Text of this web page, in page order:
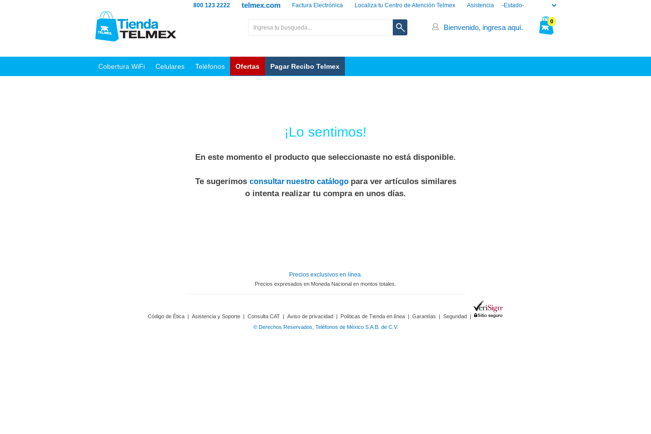
Asistencia
Localiza tu Centro de Atención Telmex
Factura Electrónica
telmex.com
800 123 2222
0
Bienvenido, ingresa aquí.
Cobertura WiFi Celulares Teléfonos Ofertas Pagar Recibo Telmex
¡Lo sentimos!
En este momento el producto que seleccionaste no está disponible.
Te sugerimos consultar nuestro catálogo para ver artículos similares
o intenta realizar tu compra en unos días.
Precios exclusivos en línea.
Precios expresados en Moneda Nacional en montos totales.
Código de Ética | Asistencia y Soporte | Consulta CAT | Aviso de privacidad | Políticas de Tienda en línea | Garantías | Seguridad |
© Derechos Reservados, Teléfonos de México S.A.B. de C.V.